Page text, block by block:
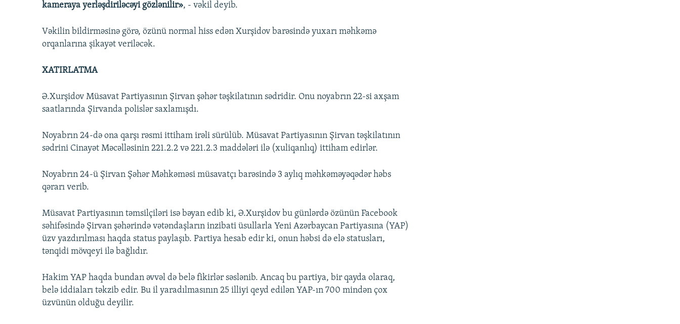
kameraya yerləşdiriləcəyi gözlənilir», - vəkil deyib.
Vəkilin bildirməsinə görə, özünü normal hiss edən Xurşidov barəsində yuxarı məhkəmə
orqanlarına şikayət veriləcək.
XATIRLATMA
Ə.Xurşidov Müsavat Partiyasının Şirvan şəhər təşkilatının sədridir. Onu noyabrın 22-si axşam
saatlarında Şirvanda polislər saxlamışdı.
Noyabrın 24-də ona qarşı rəsmi ittiham irəli sürülüb. Müsavat Partiyasının Şirvan təşkilatının
sədrini Cinayət Məcəlləsinin 221.2.2 və 221.2.3 maddələri ilə (xuliqanlıq) ittiham edirlər.
Noyabrın 24-ü Şirvan Şəhər Məhkəməsi müsavatçı barəsində 3 aylıq məhkəməyəqədər həbs
qərarı verib.
Müsavat Partiyasının təmsilçiləri isə bəyan edib ki, Ə.Xurşidov bu günlərdə özünün Facebook
səhifəsində Şirvan şəhərində vətəndaşların inzibati üsullarla Yeni Azərbaycan Partiyasına (YAP)
üzv yazdırılması haqda status paylaşıb. Partiya hesab edir ki, onun həbsi də elə statusları,
tənqidi mövqeyi ilə bağlıdır.
Hakim YAP haqda bundan əvvəl də belə fikirlər səslənib. Ancaq bu partiya, bir qayda olaraq,
belə iddiaları təkzib edir. Bu il yaradılmasının 25 illiyi qeyd edilən YAP-ın 700 mindən çox
üzvünün olduğu deyilir.